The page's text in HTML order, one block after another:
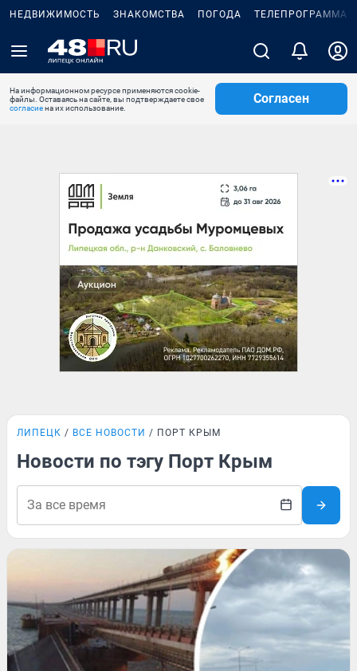
НЕДВИЖИМОСТЬ ЗНАКОМСТВА ПОГОДА ТЕЛЕПРОГРАММА
На информационном ресурсе применяются cookie-
файлы. Оставаясь на сайте, вы подтверждаете свое
согласиена их использование.
Согласен
ЛИПЕЦК ВСЕ НОВОСТИ ПОРТ КРЫМ
Новости по тэгу Порт Крым